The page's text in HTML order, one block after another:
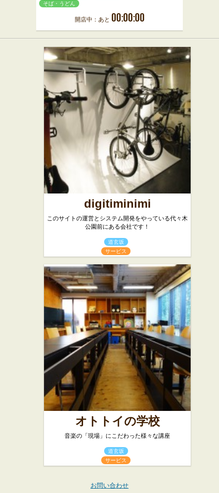
そば・うどん
開店中：あと 00:00:00
digitiminimi
このサイトの運営とシステム開発をやっている代々木
公園前にある会社です！
道玄坂
サービス
オトトイの学校
音楽の「現場」にこだわった様々な講座
道玄坂
サービス
お問い合わせ